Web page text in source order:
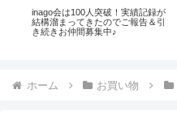
inago会は100人突破！実績記録が
結構溜まってきたのでご報告＆引
き続きお仲間募集中♪
ホーム お買い物